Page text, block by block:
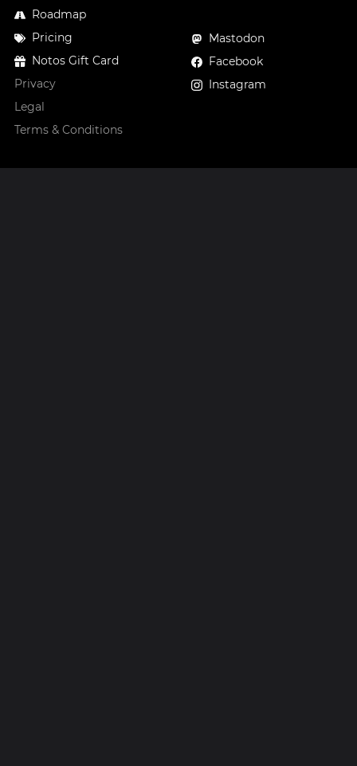
Roadmap
Pricing
Notos Gift Card
Privacy
Legal
Terms & Conditions
Mastodon
Facebook
Instagram